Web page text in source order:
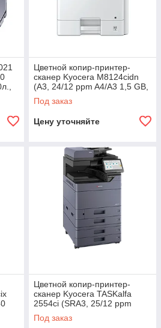
Цветной копир-принтер-
сканер Kyocera M8124cidn
(А3, 24/12 ppm A4/A3 1,5 GB,
USB, Network, дуплекс,
Под заказ
Цену уточняйте
Цветной копир-принтер-
сканер Kyocera TASKalfa
2554ci (SRA3, 25/12 ppm
A4/A3, 4 GB+32 GB SSD,
Network, дуплекс,
Под заказ